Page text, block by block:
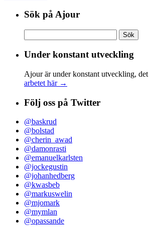
Sök på Ajour
efter:
Under konstant utveckling
Ajour är under konstant utveckling,
arbetet här →
Följ oss på Twitter
@baskrud
@bolstad
@cherin_awad
@damonrasti
@emanuelkarlsten
@jockegustin
@johanhedberg
@kwasbeb
@markuswelin
@mjomark
@mymlan
@opassande